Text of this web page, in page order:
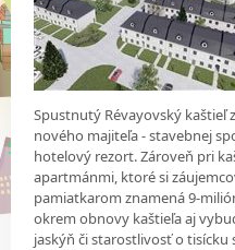
Spustnutý Révayovský kaštieľ
nového majiteľa - stavebnej
hotelový rezort. Zároveň pri
apartmánmi, ktoré si
pamiatkarom znamená 9-
okrem obnovy kaštieľa aj
jaskýň či starostlivosť o